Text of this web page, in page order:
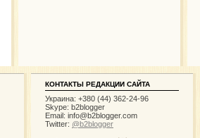
КОНТАКТЫ РЕДАКЦИИ САЙТА
Украина: +380 (44) 362-24-96
Skype: b2blogger
Email: info@b2blogger.com
Twitter: @b2blogger